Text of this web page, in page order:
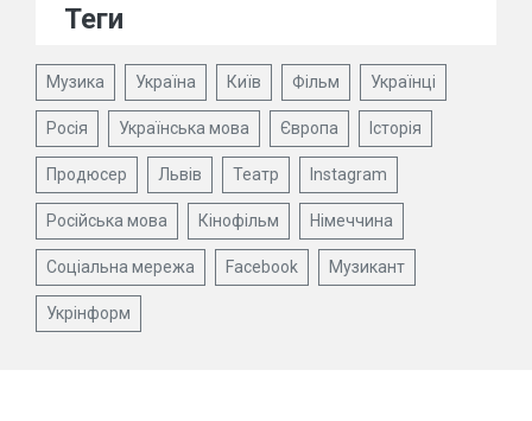
Теги
Музика Україна Київ Фільм Українці
Росія Українська мова Європа Історія
Продюсер Львів Театр Instagram
Російська мова Кінофільм Німеччина
Соціальна мережа Facebook Музикант
Укрінформ